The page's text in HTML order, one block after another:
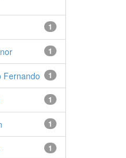
1
1
1
Fernando
1
1
1